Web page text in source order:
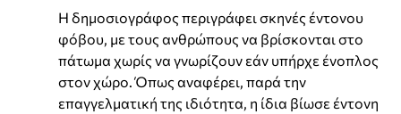
Η δημοσιογράφος περιγράφει σκηνές έντονου
φόβου, με τους ανθρώπους να βρίσκονται στο
πάτωμα χωρίς να γνωρίζουν εάν υπήρχε ένοπλος
στον χώρο. Όπως αναφέρει, παρά την
επαγγελματική της ιδιότητα, η ίδια βίωσε έντονη